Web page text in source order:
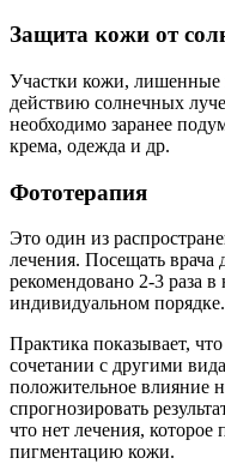
Защита кожи от
Участки кожи, лишенные
действию солнечных
необходимо заранее
крема, одежда и др.
Фототерапия
Это один из
лечения. Посещать врача
рекомендовано 2-3 раза в
индивидуальном порядке.
Практика показывает,
сочетании с другими
положительное влияние
спрогнозировать
что нет лечения, которое
пигментацию кожи.